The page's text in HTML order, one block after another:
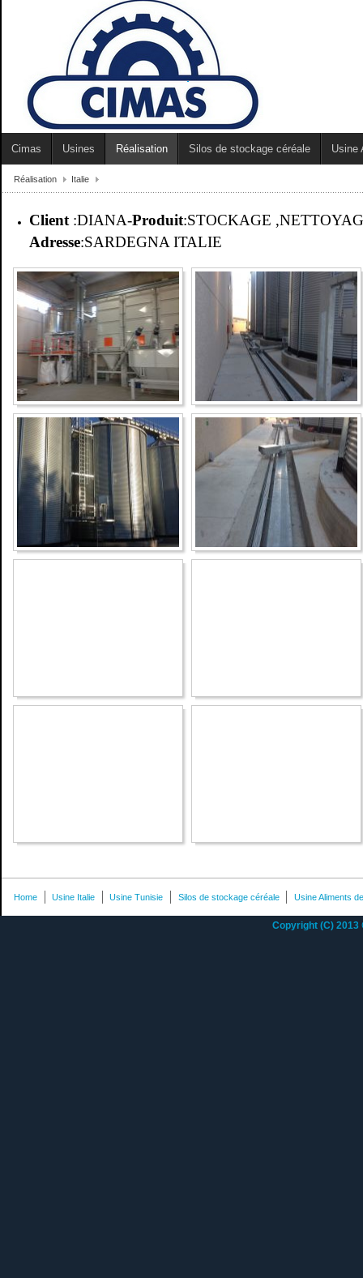
Cimas Usines Réalisation Silos de stockage céréale Usine
Réalisation Italie
Client:DIANA-Produit:STOCKAGE
Adresse:SARDEGNA ITALIE
Home Usine Italie Usine Tunisie Silos de stockage céréale Usine Aliments
Copyright (C) 2013